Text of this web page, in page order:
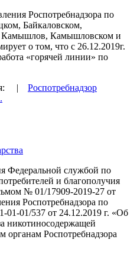
Роспотребнадзора по
Байкаловском,
Камышлов, Камышловском и
о том, что с 26.12.2019г.
«горячей линии» по
| Роспотребнадзор
Федеральной службой по
и благополучия
№ 01/17909-2019-27 от
Роспотребнадзора по
01-01/537 от 24.12.2019 г. «Об
никотиносодержащей
органам Роспотребнадзора